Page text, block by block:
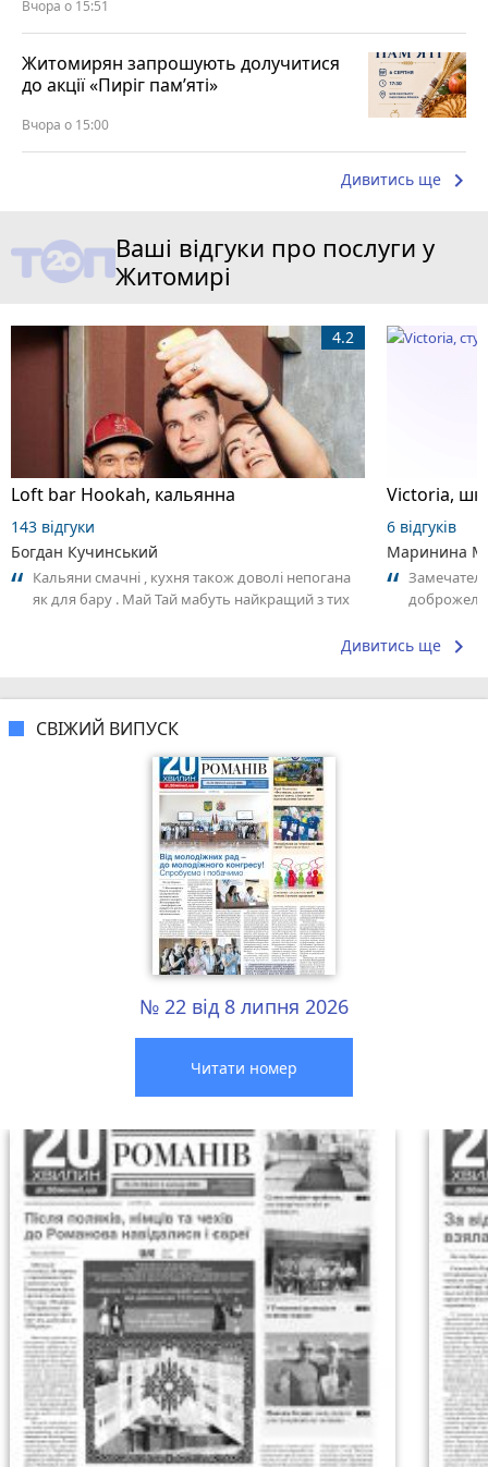
Вчора о 15:51
Житомирян запрошують долучитися
до акції «Пиріг пам’яті»
Вчора о 15:00
Дивитись ще keyboard_arrow_right
Ваші відгуки про послуги у
Житомирі
Loft bar Hookah, кальянна
4.2
143 відгуки
Богдан Кучинський
Кальяни смачні , кухня також доволі непогана
як для бару . Май Тай мабуть найкращий з тих
6 відгуків
Маринина
Дивитись ще keyboard_arrow_right
СВІЖИЙ ВИПУСК
№ 22 від 8 липня 2026
Читати номер